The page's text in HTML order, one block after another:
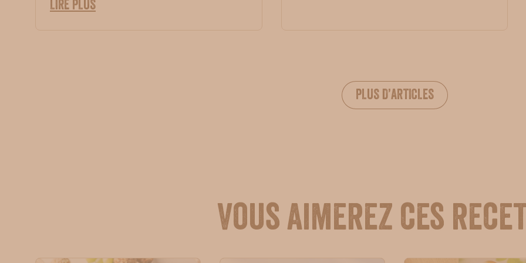
LIRE PLUS
PLUS D’ARTICLES
Vous aimerez ces